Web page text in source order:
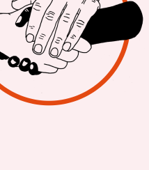
Der Frust beruht
Damit die
jeweils den
Die Intention
auf der Erholung
Wohl der
sollen